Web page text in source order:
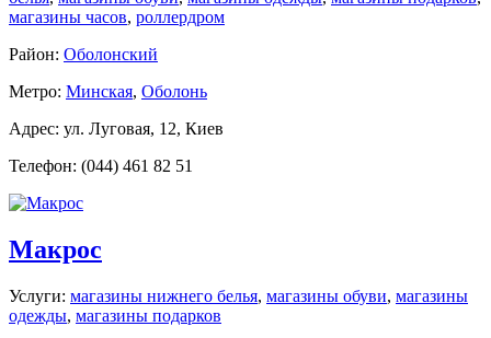
магазины часов, роллердром
Район: Оболонский
Метро: Минская, Оболонь
Адрес: ул. Луговая, 12, Киев
Телефон: (044) 461 82 51
Макрос
Услуги: магазины нижнего белья, магазины обуви, магазины
одежды, магазины подарков